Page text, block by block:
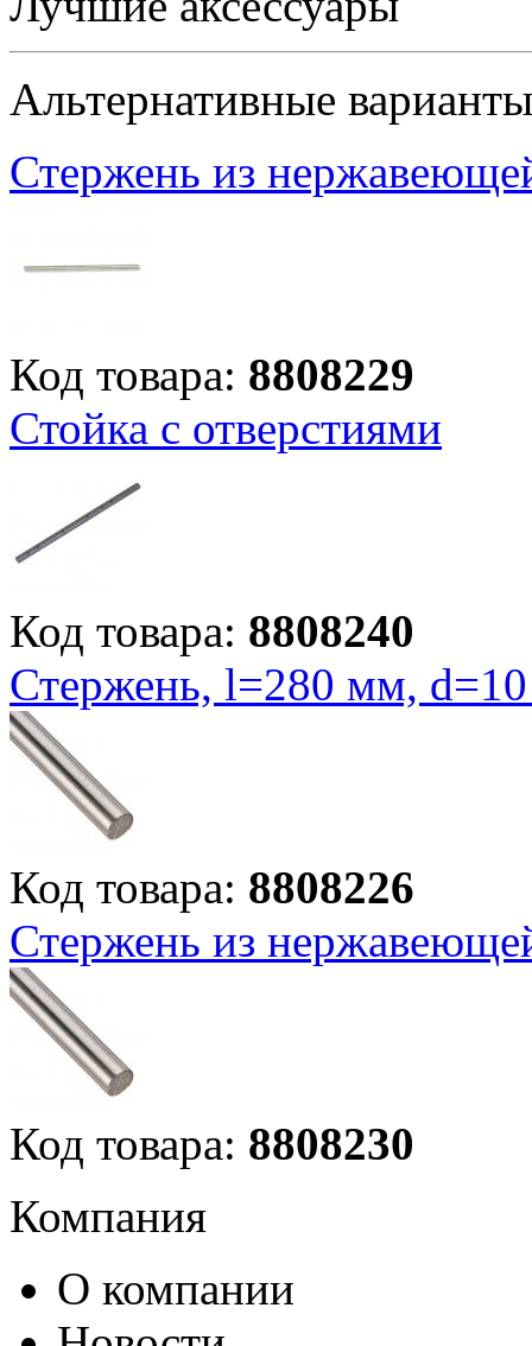
Альтернативные варианты
Стержень из
Код товара: 8808229
Стойка с отверстиями
Код товара: 8808240
Стержень, l=280 мм,
Код товара: 8808226
Стержень из
Код товара: 8808230
Компания
О компании